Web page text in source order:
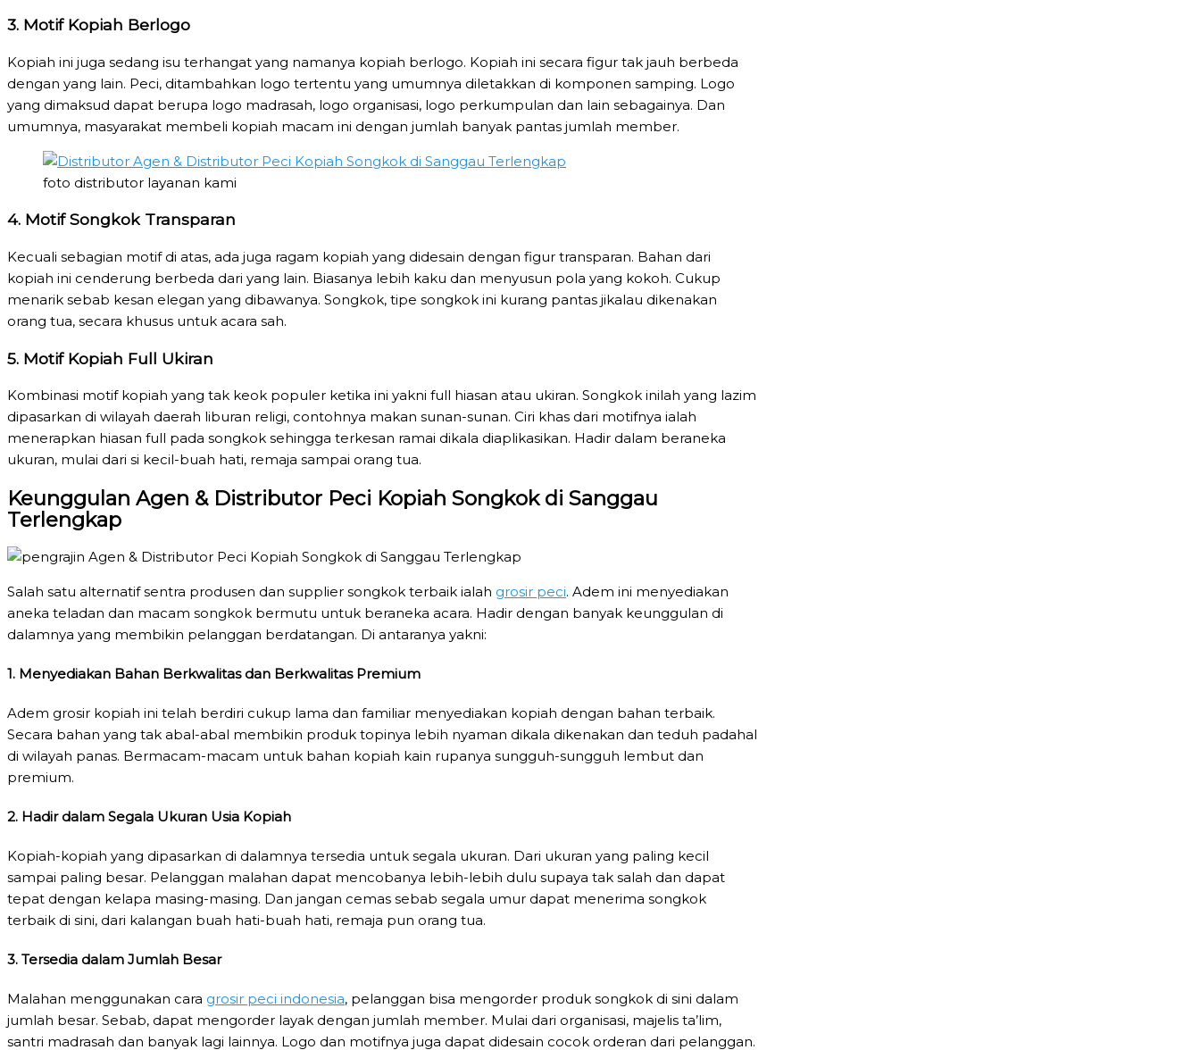
3. Motif Kopiah Berlogo
Kopiah ini juga sedang isu terhangat yang namanya kopiah berlogo. Kopiah ini secara figur tak jauh berbeda
dengan yang lain. Peci, ditambahkan logo tertentu yang umumnya diletakkan di komponen samping. Logo
yang dimaksud dapat berupa logo madrasah, logo organisasi, logo perkumpulan dan lain sebagainya. Dan
umumnya, masyarakat membeli kopiah macam ini dengan jumlah banyak pantas jumlah member.
foto distributor layanan kami
4. Motif Songkok Transparan
Kecuali sebagian motif di atas, ada juga ragam kopiah yang didesain dengan figur transparan. Bahan dari
kopiah ini cenderung berbeda dari yang lain. Biasanya lebih kaku dan menyusun pola yang kokoh. Cukup
menarik sebab kesan elegan yang dibawanya. Songkok, tipe songkok ini kurang pantas jikalau dikenakan
orang tua, secara khusus untuk acara sah.
5. Motif Kopiah Full Ukiran
Kombinasi motif kopiah yang tak keok populer ketika ini yakni full hiasan atau ukiran. Songkok inilah yang lazim
dipasarkan di wilayah daerah liburan religi, contohnya makan sunan-sunan. Ciri khas dari motifnya ialah
menerapkan hiasan full pada songkok sehingga terkesan ramai dikala diaplikasikan. Hadir dalam beraneka
ukuran, mulai dari si kecil-buah hati, remaja sampai orang tua.
Keunggulan Agen & Distributor Peci Kopiah Songkok di Sanggau
Terlengkap
Salah satu alternatif sentra produsen dan supplier songkok terbaik ialah grosir peci. Adem ini menyediakan
aneka teladan dan macam songkok bermutu untuk beraneka acara. Hadir dengan banyak keunggulan di
dalamnya yang membikin pelanggan berdatangan. Di antaranya yakni:
1. Menyediakan Bahan Berkwalitas dan Berkwalitas Premium
Adem grosir kopiah ini telah berdiri cukup lama dan familiar menyediakan kopiah dengan bahan terbaik.
Secara bahan yang tak abal-abal membikin produk topinya lebih nyaman dikala dikenakan dan teduh padahal
di wilayah panas. Bermacam-macam untuk bahan kopiah kain rupanya sungguh-sungguh lembut dan
premium.
2. Hadir dalam Segala Ukuran Usia Kopiah
Kopiah-kopiah yang dipasarkan di dalamnya tersedia untuk segala ukuran. Dari ukuran yang paling kecil
sampai paling besar. Pelanggan malahan dapat mencobanya lebih-lebih dulu supaya tak salah dan dapat
tepat dengan kelapa masing-masing. Dan jangan cemas sebab segala umur dapat menerima songkok
terbaik di sini, dari kalangan buah hati-buah hati, remaja pun orang tua.
3. Tersedia dalam Jumlah Besar
Malahan menggunakan cara grosir peci indonesia, pelanggan bisa mengorder produk songkok di sini dalam
jumlah besar. Sebab, dapat mengorder layak dengan jumlah member. Mulai dari organisasi, majelis ta’lim,
santri madrasah dan banyak lagi lainnya. Logo dan motifnya juga dapat didesain cocok orderan dari pelanggan.